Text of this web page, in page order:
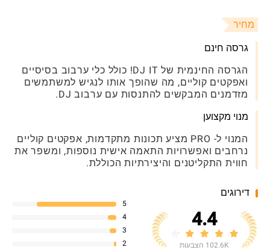
מחיר
גרסה חינם
הגרסה החינמית של DJ IT! כולל כלי ערבוב בסיסיים
ואפקטים קוליים, מה שהופך אותו לנגיש למשתמשים
מזדמנים המבקשים להתנסות עם ערבוב DJ.
מנוי מקצוען
המנוי ל- PRO מציע תכונות מתקדמות, אפקטים קוליים
נרחבים ואפשרויות התאמה אישית נוספות, ומשפר את
חווית התקליטנים והיצירתיות הכוללת.
דירוגים
4.4
102.6K הצבעות
5
4
3
2